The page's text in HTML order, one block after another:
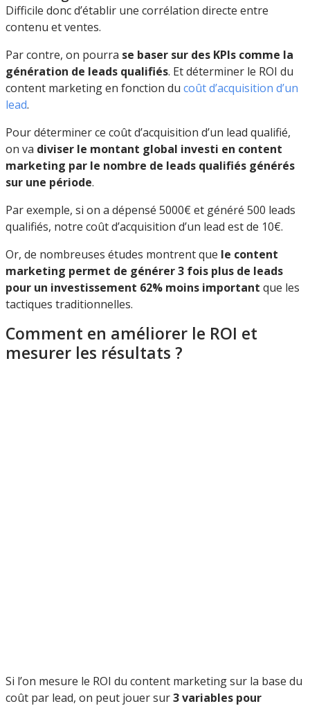
Difficile donc d’établir une corrélation directe entre
contenu et ventes.
Par contre, on pourra se baser sur des KPIs comme la
génération de leads qualifiés. Et déterminer le ROI du
content marketing en fonction du coût d’acquisition d’un
lead.
Pour déterminer ce coût d’acquisition d’un lead qualifié,
on va diviser le montant global investi en content
marketing par le nombre de leads qualifiés générés
sur une période.
Par exemple, si on a dépensé 5000€ et généré 500 leads
qualifiés, notre coût d’acquisition d’un lead est de 10€.
Or, de nombreuses études montrent que le content
marketing permet de générer 3 fois plus de leads
pour un investissement 62% moins important que les
tactiques traditionnelles.
Comment en améliorer le ROI et
mesurer les résultats ?
Si l’on mesure le ROI du content marketing sur la base du
coût par lead, on peut jouer sur3 variables pour